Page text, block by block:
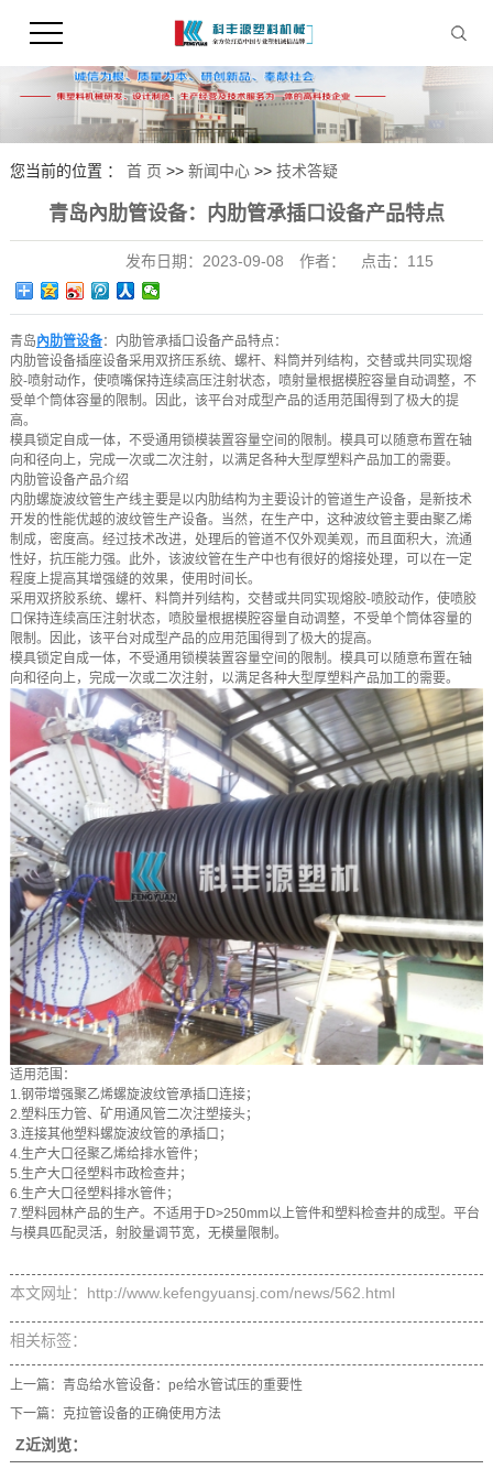
您当前的位置 ： 首 页 >> 新闻中心>> 技术答疑
青岛內肋管设备：内肋管承插口设备产品特点
发布日期： 2023-09-08 作者： 点击： 115
青岛內肋管设备：内肋管承插口设备产品特点：
内肋管设备插座设备采用双挤压系统、螺杆、料筒并列结构，交替或共同实现熔
胶-喷射动作，使喷嘴保持连续高压注射状态，喷射量根据模腔容量自动调整，不
受单个筒体容量的限制。因此，该平台对成型产品的适用范围得到了极大的提
高。
模具锁定自成一体，不受通用锁模装置容量空间的限制。模具可以随意布置在轴
向和径向上，完成一次或二次注射，以满足各种大型厚塑料产品加工的需要。
内肋管设备产品介绍
内肋螺旋波纹管生产线主要是以内肋结构为主要设计的管道生产设备，是新技术
开发的性能优越的波纹管生产设备。当然，在生产中，这种波纹管主要由聚乙烯
制成，密度高。经过技术改进，处理后的管道不仅外观美观，而且面积大，流通
性好，抗压能力强。此外，该波纹管在生产中也有很好的熔接处理，可以在一定
程度上提高其增强缝的效果，使用时间长。
采用双挤胶系统、螺杆、料筒并列结构，交替或共同实现熔胶-喷胶动作，使喷胶
口保持连续高压注射状态，喷胶量根据模腔容量自动调整，不受单个筒体容量的
限制。因此，该平台对成型产品的应用范围得到了极大的提高。
模具锁定自成一体，不受通用锁模装置容量空间的限制。模具可以随意布置在轴
向和径向上，完成一次或二次注射，以满足各种大型厚塑料产品加工的需要。
适用范围：
1.钢带增强聚乙烯螺旋波纹管承插口连接；
2.塑料压力管、矿用通风管二次注塑接头；
3.连接其他塑料螺旋波纹管的承插口；
4.生产大口径聚乙烯给排水管件；
5.生产大口径塑料市政检查井；
6.生产大口径塑料排水管件；
7.塑料园林产品的生产。不适用于D>250mm以上管件和塑料检查井的成型。平台
与模具匹配灵活，射胶量调节宽，无模量限制。
本文网址：http://www.kefengyuansj.com/news/562.html
相关标签：
上一篇： 青岛给水管设备：pe给水管试压的重要性
下一篇：
克拉管设备的正确使用方法
Z近浏览：